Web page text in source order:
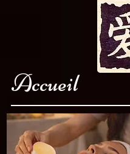
Accueil